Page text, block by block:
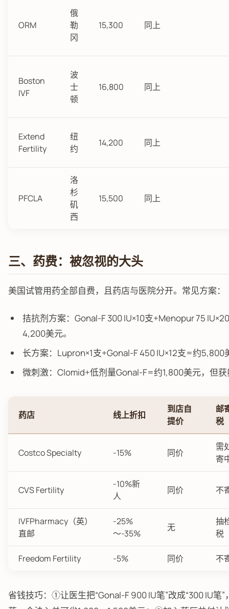
ORM
俄
勒
冈
15,300 同上
Boston
IVF
波
士
顿
16,800 同上
Extend
Fertility
纽
约
14,200 同上
PFCLA
洛
杉
矶
西
15,500 同上
三、药费：被忽视的大头
美国试管用药全部自费，且药店与医院分开。常见方案：
拮抗剂方案：Gonal-F 300 IU×10支+Menopur 75
4,200美元。
长方案：Lupron×1支+Gonal-F 450 IU×12支=约5,800
微刺激：Clomid+低剂量Gonal-F=约1,800美元，但
药店 线上折扣
到店自
提价
邮
税
Costco Specialty -15% 同价
需
寄
CVS Fertility
-10%新
人
同价 不
IVFPharmacy（英）
直邮
-25%
～-35%
无
抽
税
Freedom Fertility -5% 同价 不
省钱技巧：①让医生把“Gonal-F 900 IU笔”改成“300 IU